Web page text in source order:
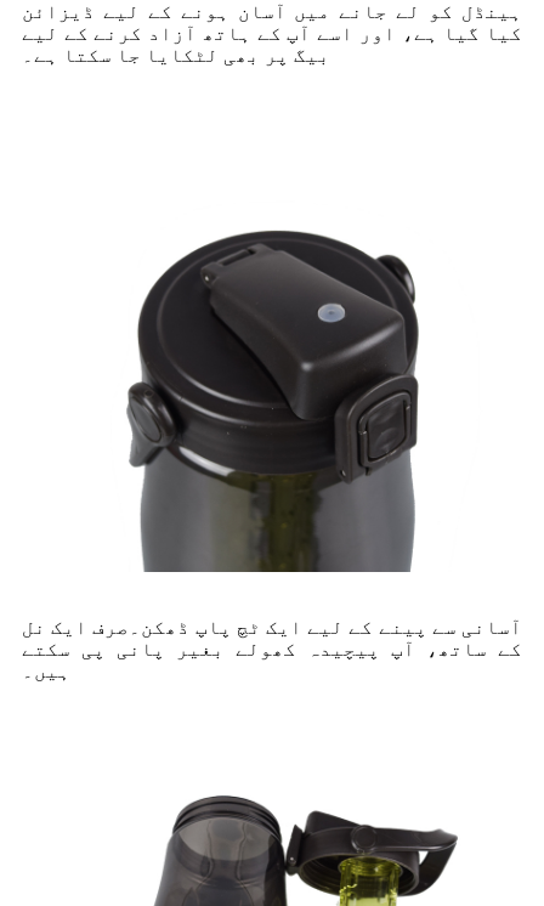
ہینڈل کو لے جانے میں آسان ہونے کے لیے ڈیزائن
کیا گیا ہے، اور اسے آپ کے ہاتھ آزاد کرنے کے لیے
بیگ پر بھی لٹکایا جا سکتا ہے۔
آسانی سے پینے کے لیے ایک ٹچ پاپ ڈھکن۔صرف ایک نل
کے ساتھ، آپ پیچیدہ کھولے بغیر پانی پی سکتے
ہیں۔